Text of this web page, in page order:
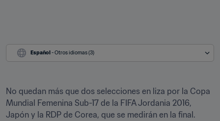
Español - Otros idiomas (3)
No quedan más que dos selecciones en liza por la Copa
Mundial Femenina Sub-17 de la FIFA Jordania 2016,
Japón y la RDP de Corea, que se medirán en la final.